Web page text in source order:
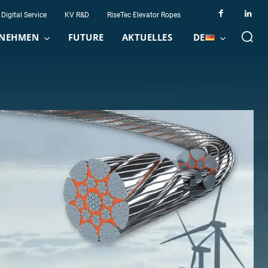
Digital Service KV R&D RiseTec Elevator Ropes
FUTURE AKTUELLES DE